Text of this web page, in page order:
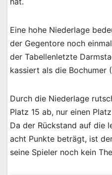
Eine hohe Niederlage
der Gegentore noch
der Tabellenletzte
kassiert als die Bochumer
Durch die Niederlage
Platz 15 ab, nur einen
Da der Rückstand auf die
acht Punkte beträgt, ist
seine Spieler noch kein